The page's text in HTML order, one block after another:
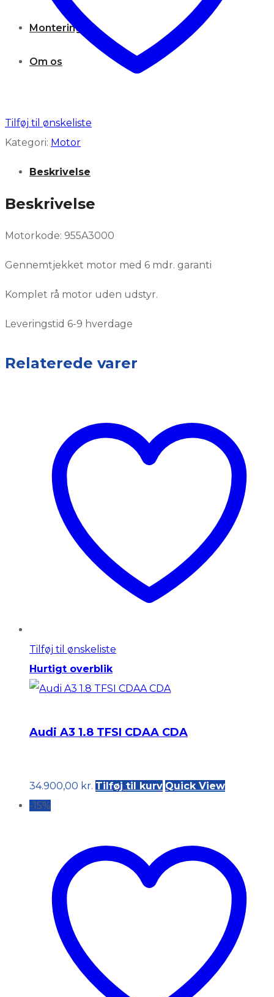
Montering
Om os
KONTAKT OS
Tilføj til ønskeliste
Kategori: Motor
Beskrivelse
Beskrivelse
Motorkode: 955A3000
Gennemtjekket motor med 6 mdr. garanti
Komplet rå motor uden udstyr.
Leveringstid 6-9 hverdage
Relaterede varer
Tilføj til ønskeliste
Hurtigt overblik
Audi A3 1.8 TFSI CDAA CDA
34.900,00 kr. Tilføj til kurv Quick View
-15%